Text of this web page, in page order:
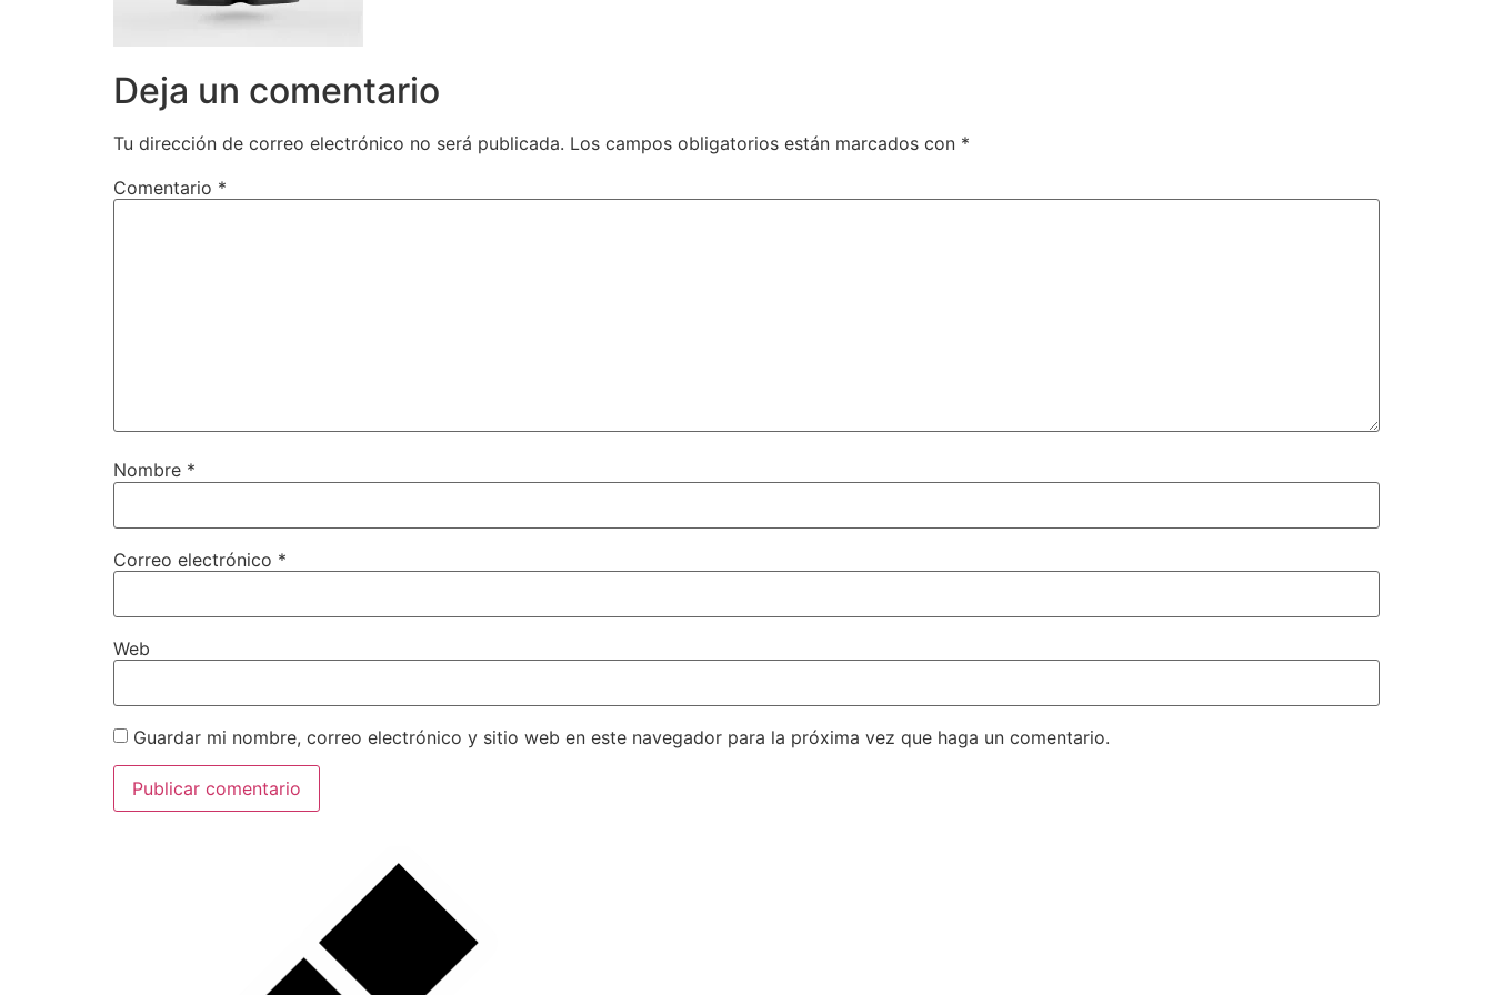
Deja un comentario
Tu dirección de correo electrónico no será publicada. Los campos obligatorios están marcados con *
Comentario *
Nombre *
Correo electrónico *
Web
Guardar mi nombre, correo electrónico y sitio web en este navegador para la próxima vez que haga un comentario.